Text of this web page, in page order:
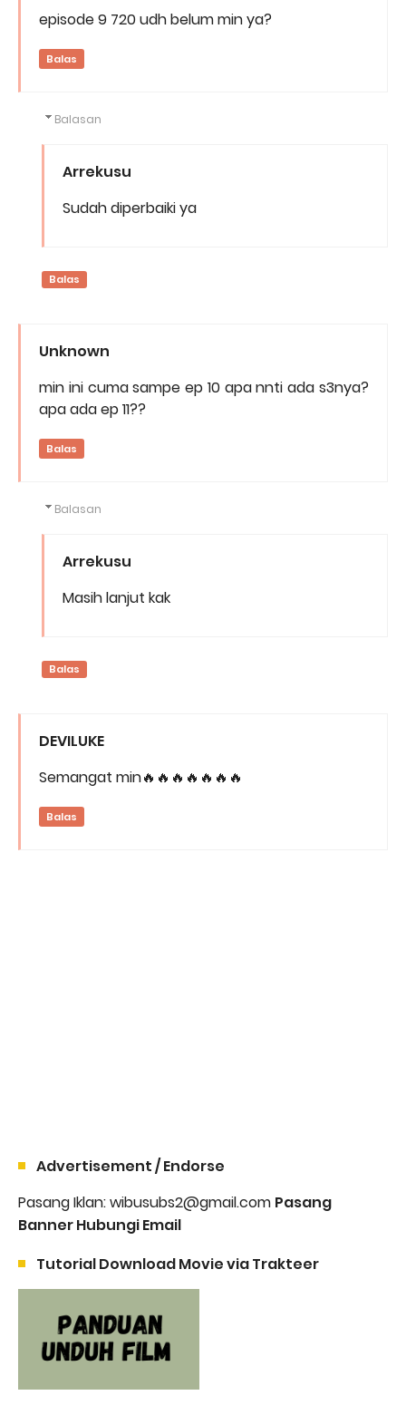
episode 9 720 udh belum min ya?
Balas
Balasan
Arrekusu
Sudah diperbaiki ya
Balas
Unknown
min ini cuma sampe ep 10 apa nnti ada s3nya?
apa ada ep 11??
Balas
Balasan
Arrekusu
Masih lanjut kak
Balas
DEVILUKE
Semangat min🔥🔥🔥🔥🔥🔥🔥
Balas
Advertisement / Endorse
Pasang Iklan: wibusubs2@gmail.com Pasang
Banner Hubungi Email
Tutorial Download Movie via Trakteer